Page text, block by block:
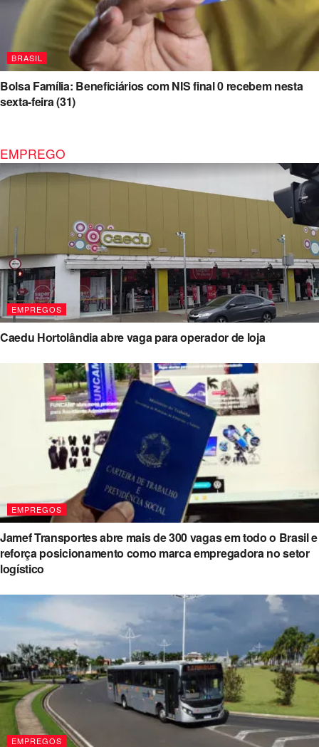
BRASIL
Bolsa Família: Beneficiários com NIS final 0 recebem nesta
sexta-feira (31)
EMPREGO
EMPREGOS
Caedu Hortolândia abre vaga para operador de loja
EMPREGOS
Jamef Transportes abre mais de 300 vagas em todo o Brasil e
reforça posicionamento como marca empregadora no setor
logístico
EMPREGOS